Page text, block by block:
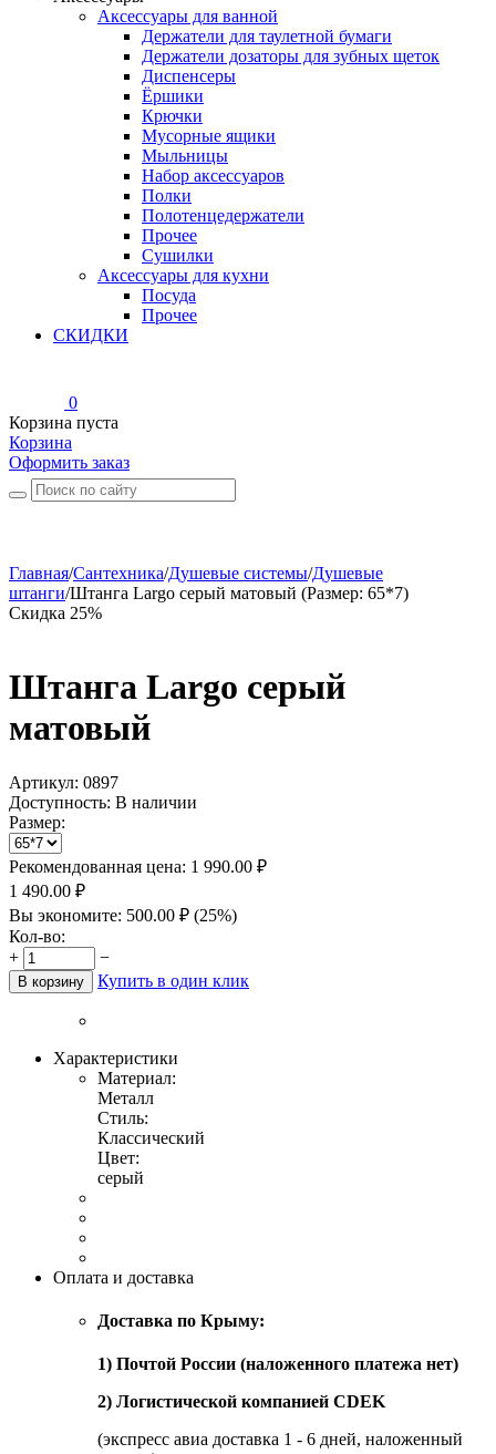
Аксессуары для ванной
Держатели для таулетной бумаги
Держатели дозаторы для зубных щеток
Диспенсеры
Ёршики
Крючки
Мусорные ящики
Мыльницы
Набор аксессуаров
Полки
Полотенцедержатели
Прочее
Сушилки
Аксессуары для кухни
Посуда
Прочее
СКИДКИ
0
Корзина пуста
Корзина
Оформить заказ
Главная/Сантехника/Душевые системы/Душевые
штанги/Штанга Largo серый матовый (Размер: 65*7)
Скидка 25%
Штанга Largo серый
матовый
Артикул: 0897
Доступность: В наличии
Размер:
Рекомендованная цена: 1 990.00 ₽
1 490.00 ₽
Вы экономите: 500.00 ₽ (25%)
Кол-во:
+
−
В корзину Купить в один клик
Характеристики
Материал:
Металл
Стиль:
Классический
Цвет:
серый
Оплата и доставка
Доставка по Крыму:
1) Почтой России (наложенного платежа нет)
2) Логистической компанией CDEK
(экспресс авиа доставка 1 - 6 дней, наложенный